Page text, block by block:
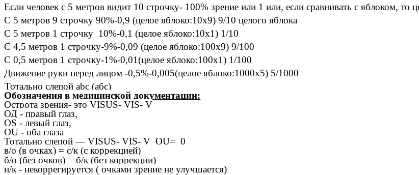
Если человек с 5 метров видит 10 строчку- 100% зрение или 1 или, если сравнивать с яблоком, то
С 5 метров 9 строчку 90%-0,9 (целое яблоко:10х9) 9/10 целого яблока
С 5 метров 1 строчку 10%-0,1 (целое яблоко:10х1) 1/10
С 4,5 метров 1 строчку-9%-0,09 (целое яблоко:100х9) 9/100
С 0,5 метров 1 строчку-1%-0,01(целое яблоко:100х1) 1/100
Движение руки перед лицом -0,5%-0,005(целое яблоко:1000х5) 5/1000
Тотально слепой abc (абс)
Обозначения в медицинской документации:
Острота зрения- это VISUS- VIS- V
ОД - правый глаз,
OS - левый глаз,
OU - оба глаза
Тотально слепой — VISUS- VIS- V OU= 0
в/о (в очках) = с/к (с коррекцией)
б/о (без очков) = б/к (без коррекции)
н/к - некоррегируется ( очками зрение не улучшается)